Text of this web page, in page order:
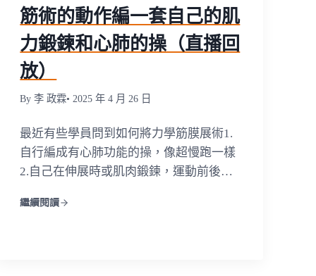
筋術的動作編一套自己的肌
力鍛鍊和心肺的操（直播回
放）
By 李 政霖• 2025 年 4 月 26 日
最近有些學員問到如何將力學筋膜展術1.
自行編成有心肺功能的操，像超慢跑一樣
2.自己在伸展時或肌肉鍛鍊，運動前後…
繼續閱讀